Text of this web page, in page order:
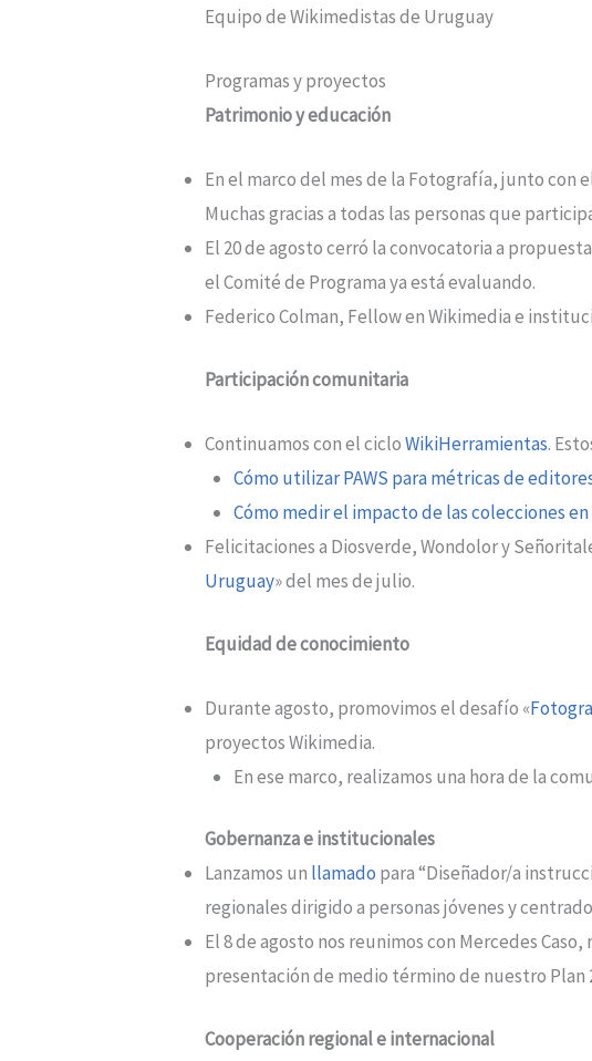
Equipo de Wikimedistas de Uruguay
Programas y proyectos
Patrimonio y educación
En el marco del mes de la Fotografía, junto
Muchas gracias a todas las personas que
El 20 de agosto cerró la convocatoria a
el Comité de Programa ya está evaluando.
Federico Colman, Fellow en Wikimedia e
Participación comunitaria
Continuamos con el cicloWikiHerramientas.
Cómo utilizar PAWS para métricas de
Cómo medir el impacto de las colecciones
Felicitaciones a Diosverde, Wondolor y
Uruguay» del mes de julio.
Equidad de conocimiento
Durante agosto, promovimos el desafío «
proyectos Wikimedia.
En ese marco, realizamos una hora de la
Gobernanza e institucionales
Lanzamos un llamado para “Diseñador/a
regionales dirigido a personas jóvenes y
El 8 de agosto nos reunimos con Mercedes
presentación de medio término de nuestro Plan
Cooperación regional e internacional